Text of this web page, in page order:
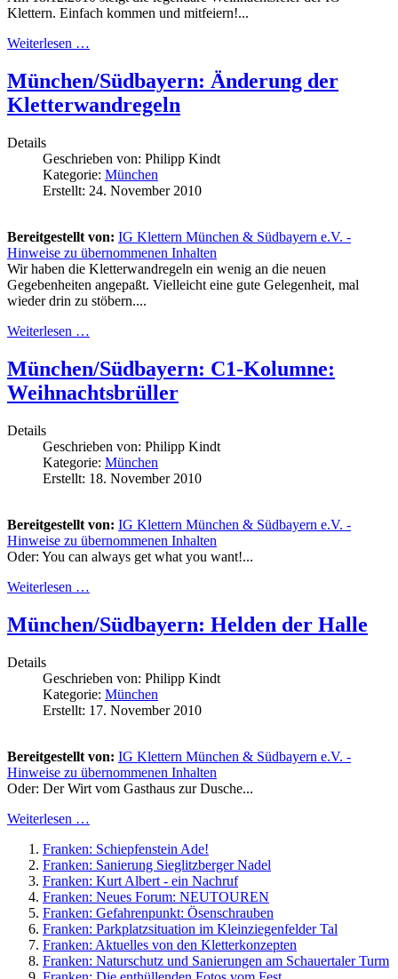
Klettern. Einfach kommen und mitfeiern!...
Weiterlesen …
München/Südbayern: Änderung der
Kletterwandregeln
Details
Geschrieben von: Philipp Kindt
Kategorie: München
Erstellt: 24. November 2010
Bereitgestellt von: IG Klettern München & Südbayern e.V. -
Hinweise zu übernommenen Inhalten
Wir haben die Kletterwandregeln ein wenig an die neuen
Gegebenheiten angepaßt. Vielleicht eine gute Gelegenheit, mal
wieder drin zu stöbern....
Weiterlesen …
München/Südbayern: C1-Kolumne:
Weihnachtsbrüller
Details
Geschrieben von: Philipp Kindt
Kategorie: München
Erstellt: 18. November 2010
Bereitgestellt von: IG Klettern München & Südbayern e.V. -
Hinweise zu übernommenen Inhalten
Oder: You can always get what you want!...
Weiterlesen …
München/Südbayern: Helden der Halle
Details
Geschrieben von: Philipp Kindt
Kategorie: München
Erstellt: 17. November 2010
Bereitgestellt von: IG Klettern München & Südbayern e.V. -
Hinweise zu übernommenen Inhalten
Oder: Der Wirt vom Gasthaus zur Dusche...
Weiterlesen …
Franken: Schiepfenstein Ade!
Franken: Sanierung Sieglitzberger Nadel
Franken: Kurt Albert - ein Nachruf
Franken: Neues Forum: NEUTOUREN
Franken: Gefahrenpunkt: Ösenschrauben
Franken: Parkplatzsituation im Kleinziegenfelder Tal
Franken: Aktuelles von den Kletterkonzepten
Franken: Naturschutz und Sanierungen am Schauertaler Turm